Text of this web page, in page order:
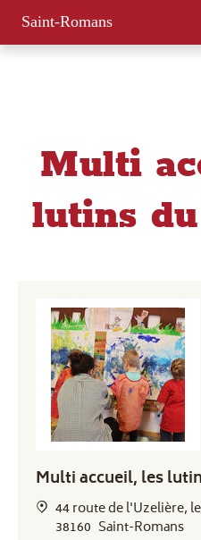
Saint-Romans
Multi
lutins
Multi accueil, les
44 route de l'Uzelière,
38160 Saint-Romans